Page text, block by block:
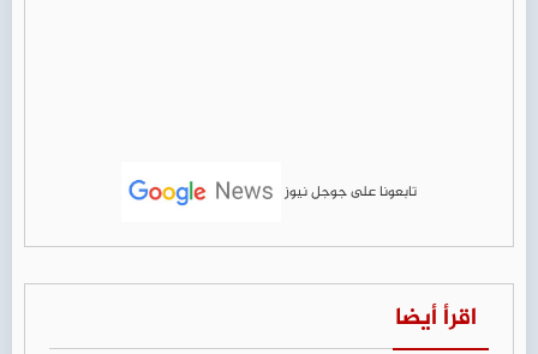
تابعونا على جوجل نيوز
اقرأ أيضا